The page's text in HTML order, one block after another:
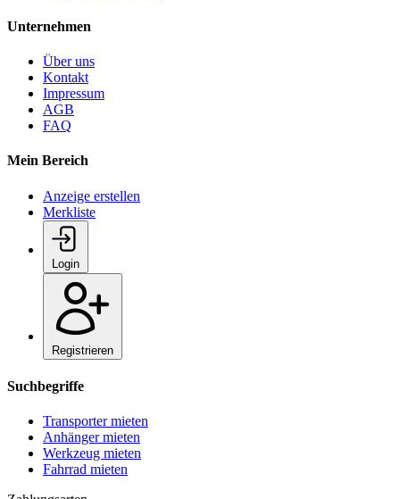
Unternehmen
Über uns
Kontakt
Impressum
AGB
FAQ
Mein Bereich
Anzeige erstellen
Merkliste
Login
Registrieren
Suchbegriffe
Transporter mieten
Anhänger mieten
Werkzeug mieten
Fahrrad mieten